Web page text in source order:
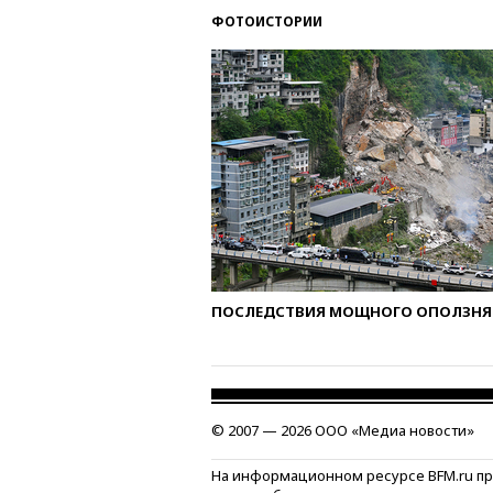
ФОТОИСТОРИИ
ПОСЛЕДСТВИЯ МОЩНОГО ОПОЛЗНЯ
© 2007 — 2026 ООО «Медиа новости»
На информационном ресурсе BFM.ru